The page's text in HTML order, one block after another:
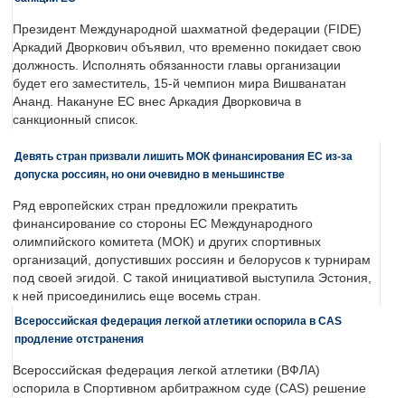
Президент Международной шахматной федерации (FIDE)
Аркадий Дворкович объявил, что временно покидает свою
должность. Исполнять обязанности главы организации
будет его заместитель, 15-й чемпион мира Вишванатан
Ананд. Накануне ЕС внес Аркадия Дворковича в
санкционный список.
Девять стран призвали лишить МОК финансирования ЕС из-за
допуска россиян, но они очевидно в меньшинстве
Ряд европейских стран предложили прекратить
финансирование со стороны ЕС Международного
олимпийского комитета (МОК) и других спортивных
организаций, допустивших россиян и белорусов к турнирам
под своей эгидой. С такой инициативой выступила Эстония,
к ней присоединились еще восемь стран.
Всероссийская федерация легкой атлетики оспорила в CAS
продление отстранения
Всероссийская федерация легкой атлетики (ВФЛА)
оспорила в Спортивном арбитражном суде (CAS) решение